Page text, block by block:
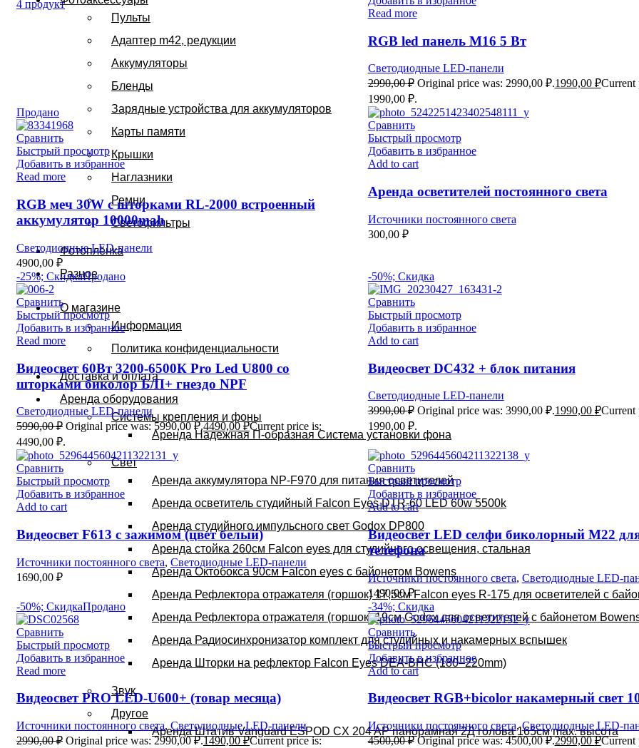
Пульты
Адаптер m42, редукции
Аккумуляторы
Бленды
Зарядные устройства для аккумуляторов
Карты памяти
Крышки
Наглазники
Ремни
Светофильтры
Фотоплёнка
Разное
О магазине
Информация
Политика конфиденциальности
Доставка и оплата
Аренда оборудования
Системы крепления и фоны
Аренда Надежная П-образная Система установки фона
Свет
Аренда аккумулятора NP-F970 для питания осветителей
Аренда осветитель студийный Falcon Eyes DTR-60 LED 60w 5500k
Аренда студийного импульсного свет Godox DP800
Аренда стойка 260см Falcon eyes для студийного освещения, стальная
Аренда Октобокса 90см Falcon eyes с байонетом Bowens
Аренда Рефлектора отражателя (горшок) 17,5см Falcon eyes R-175 для осветителей с
Аренда Рефлектора отражателя (горшок) 19см Godox для осветителей с байонетом
Аренда Радиосинхронизатор комплект для студийных и накамерных вспышек
Аренда Шторки на рефлектор Falcon Eyes DEA-BHC (180–220mm)
Звук
Другое
Аренда Штатив Vanguard ESPOD CX 204 AP панорамная 2Д голова 165см max. высота
4 продукт
Read more
RGB led панель M16 5 Вт
Светодиодные LED-панели
2990,00₽ Original price was: 2990,00 ₽.1990,00 ₽Current
1990,00 ₽.
Продано
Сравнить
Быстрый просмотр
Добавить в избранное
Read more
RGB меч 30W с шторками RL-2000 встроенный
аккумулятор 10000mah
Светодиодные LED-панели
4900,00 ₽
Сравнить
Быстрый просмотр
Добавить в избранное
Add to cart
Аренда осветителей постоянного света
Источники постоянного света
300,00 ₽
-25%; СкидкаПродано
Сравнить
Быстрый просмотр
Добавить в избранное
Read more
Видеосвет 60Вт 3200-6500К Pro Led U800 со
шторками биколор Б/П+ гнездо NPF
Светодиодные LED-панели
5990,00₽ Original price was: 5990,00 ₽.4490,00₽Current price is:
4490,00 ₽.
-50%; Скидка
Сравнить
Быстрый просмотр
Добавить в избранное
Add to cart
Видеосвет DC432 + блок питания
Светодиодные LED-панели
3990,00₽ Original price was: 3990,00 ₽.1990,00 ₽Current
1990,00 ₽.
Сравнить
Быстрый просмотр
Добавить в избранное
Add to cart
Видеосвет F613 с зажимом (цвет белый)
Источники постоянного света, Светодиодные LED-панели
1690,00 ₽
Сравнить
Быстрый просмотр
Добавить в избранное
Add to cart
Видеосвет LED селфи биколорный М22
телефона
Источники постоянного света, Светодиодные LED-
1490,00₽
-50%; СкидкаПродано
Сравнить
Быстрый просмотр
Добавить в избранное
Read more
Видеосвет PRO LED-U600+ (товар месяца)
Источники постоянного света, Светодиодные LED-панели
2990,00₽ Original price was: 2990,00 ₽.1490,00₽Current price is:
-34%; Скидка
Сравнить
Быстрый просмотр
Добавить в избранное
Add to cart
Видеосвет RGB+bicolor накамерный свет
Источники постоянного света,Светодиодные LED-
4500,00₽ Original price was: 4500,00 ₽.2990,00₽Current